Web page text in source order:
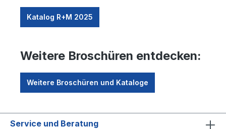
Katalog R+M 2025
Weitere Broschüren entdecken:
Weitere Broschüren und Kataloge
Service und Beratung